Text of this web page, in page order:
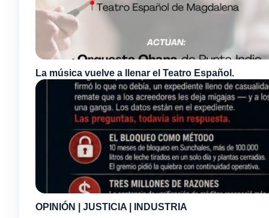
La música vuelve a llenar el Teatro Español.
OPINIÓN | JUSTICIA | INDUSTRIA